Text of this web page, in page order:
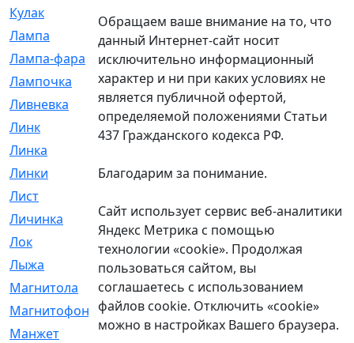
Кулак
Лампа
[128]
Лампа-фара
[4]
Лампочка
[209]
Ливневка
[66]
Линк
Линка
Линки
[913]
Лист
Личинка
[3]
Лок
[1]
Лыжа
[23]
Магнитола
[11]
Магнитофон
[1]
Манжет
[194]
Обращаем ваше внимание на то, что
данный Интернет-сайт носит
исключительно информационный
характер и ни при каких условиях не
является публичной офертой,
определяемой положениями Статьи
437 Гражданского кодекса РФ.
Благодарим за понимание.
Сайт использует сервис веб-аналитики
Яндекс Метрика с помощью
технологии «cookie». Продолжая
пользоваться сайтом, вы
соглашаетесь с использованием
файлов cookie. Отключить «cookie»
можно в настройках Вашего браузера.